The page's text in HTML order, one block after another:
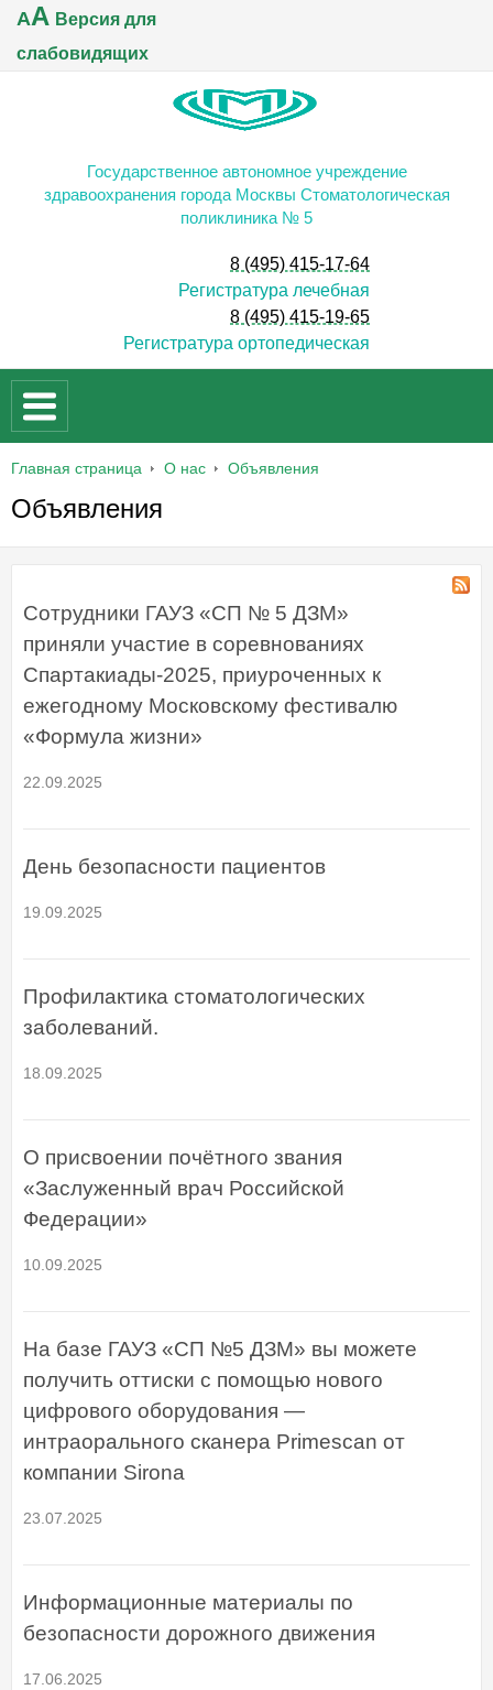
AA Версия для
слабовидящих
Государственное автономное учреждение
здравоохранения города Москвы Стоматологическая
поликлиника № 5
8 (495) 415-17-64
Регистратура лечебная
8 (495) 415-19-65
Регистратура ортопедическая
Главная страница О нас Объявления
Объявления
Сотрудники ГАУЗ «СП № 5 ДЗМ»
приняли участие в соревнованиях
Спартакиады-2025, приуроченных к
ежегодному Московскому фестивалю
«Формула жизни»
22.09.2025
День безопасности пациентов
19.09.2025
Профилактика стоматологических
заболеваний.
18.09.2025
О присвоении почётного звания
«Заслуженный врач Российской
Федерации»
10.09.2025
На базе ГАУЗ «СП №5 ДЗМ» вы можете
получить оттиски с помощью нового
цифрового оборудования —
интраорального сканера Primescan от
компании Sirona
23.07.2025
Информационные материалы по
безопасности дорожного движения
17.06.2025